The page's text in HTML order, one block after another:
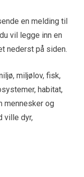
en melding til
vil legge inn en
nederst på siden.
miljølov, fisk,
habitat,
mennesker og
ville dyr,